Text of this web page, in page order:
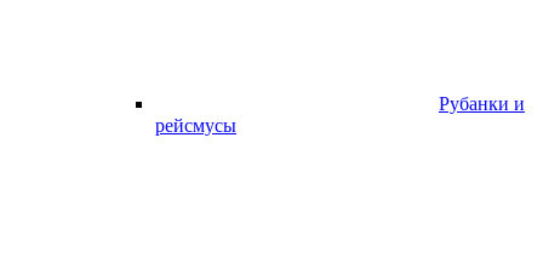
Рубанки и
рейсмусы